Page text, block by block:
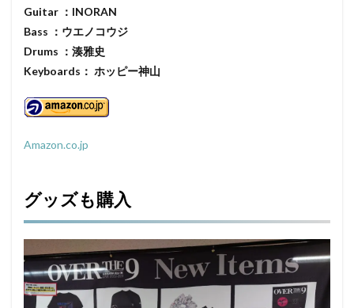
Guitar ：INORAN
Bass ：ウエノコウジ
Drums ：湊雅史
Keyboards： ホッピー神山
Amazon.co.jp
グッズも購入